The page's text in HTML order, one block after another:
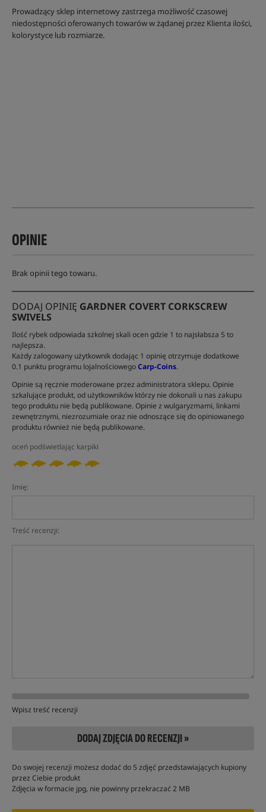
Prowadzący sklep internetowy zastrzega możliwość czasowej
niedostępności oferowanych towarów w żądanej przez Klienta ilości,
kolorystyce lub rozmiarze.
OPINIE
Brak opinii tego towaru.
DODAJ OPINIĘ GARDNER COVERT CORKSCREW
SWIVELS
Ilość rybek odpowiada szkolnej skali ocen gdzie 1 to najsłabsza 5 to
najlepsza.
Każdy zalogowany użytkownik dodając 1 opinię otrzymuje dodatkowe
0.1 punktu programu lojalnościowegoCarp-Coins.
Opinie są ręcznie moderowane przez administratora sklepu. Opinie
szkalujące produkt, od użytkowników którzy nie dokonali u nas zakupu
tego produktu nie będą publikowane. Opinie z wulgaryzmami, linkami
zewnętrznymi, niezrozumiałe oraz nie odnoszące się do opiniowanego
produktu również nie będą publikowane.
oceń podświetlając karpiki
Imię:
Treść recenzji:
Wpisz treść recenzji
DODAJ ZDJĘCIA DO RECENZJI »
Do swojej recenzji możesz dodać do 5 zdjęć przedstawiających kupiony
przez Ciebie produkt
Zdjęcia w formacie jpg, nie powinny przekraczać 2 MB